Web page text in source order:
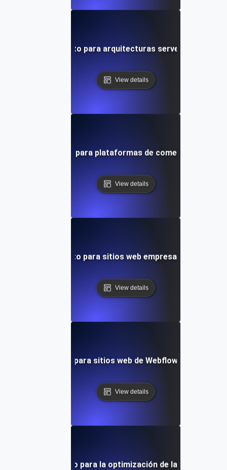
de rendimiento para arquitecturas serverless en
View details
de rendimiento para plataformas de comercio
View details
de rendimiento para sitios web empresariales de
View details
de rendimiento para sitios web de Webflow con
View details
de rendimiento para la optimización de la velocidad